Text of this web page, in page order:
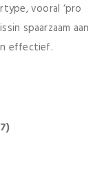
vooral ‘pro
spaarzaam aan
effectief.